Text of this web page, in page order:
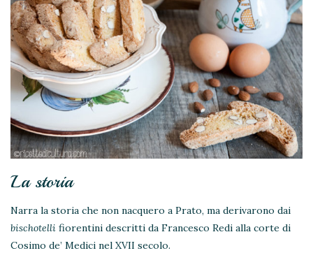
La storia
Narra la storia che non nacquero a Prato, ma derivarono dai
bischotelli fiorentini descritti da Francesco Redi alla corte di
Cosimo de’ Medici nel XVII secolo.